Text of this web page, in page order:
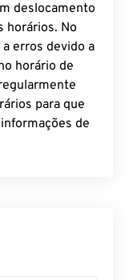
deslocamento
horários. No
erros devido a
horário de
para que
de